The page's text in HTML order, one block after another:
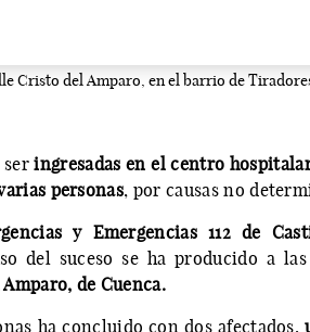
Cristo del Amparo, en el barrio de
seringresadas en el centro
personas, por causas no
y Emergencias 112 de
del suceso se ha producido a las
de Cuenca.
ha concluido con dos afectados,